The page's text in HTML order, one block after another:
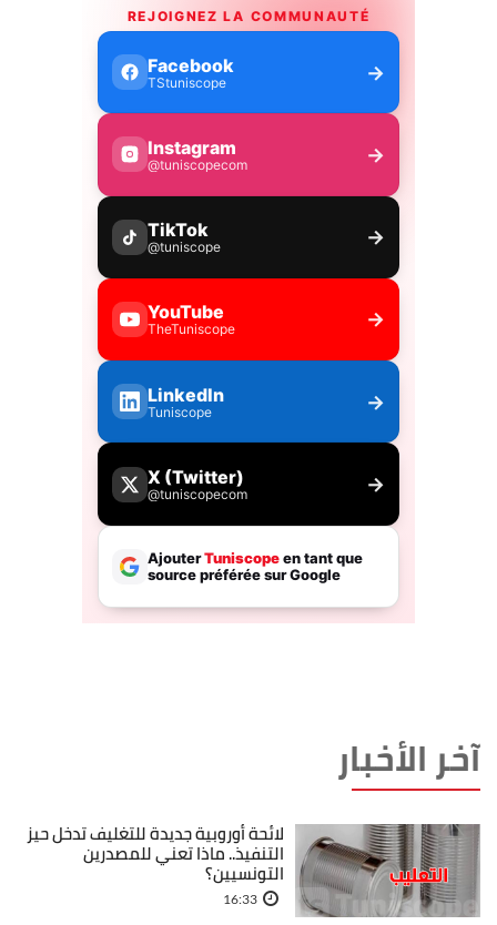
آخر الأخبار
لائحة أوروبية جديدة للتغليف تدخل حيز
التنفيذ.. ماذا تعني للمصدرين
التونسيين؟
16:33